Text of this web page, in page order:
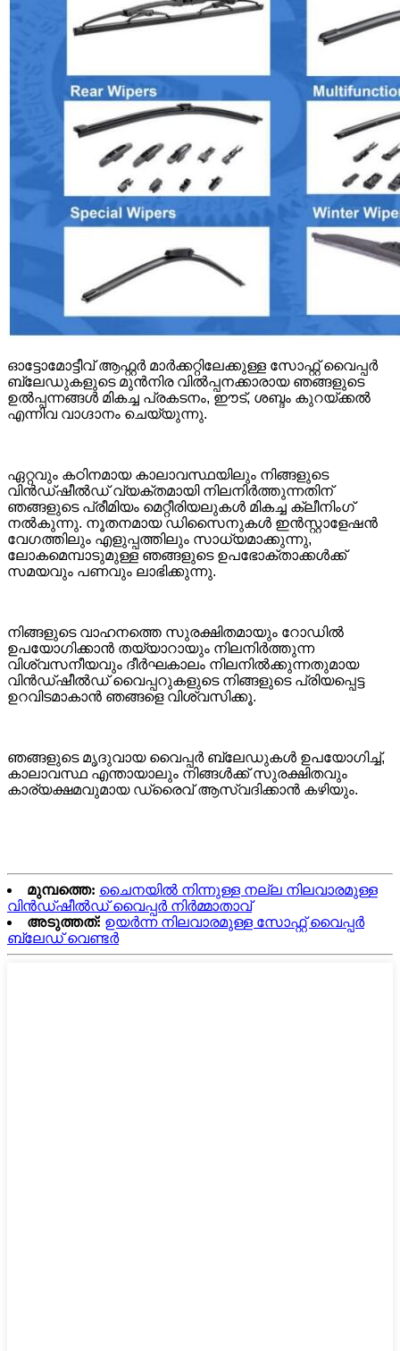
ഓട്ടോമോട്ടീവ് ആഫ്റ്റർ മാർക്കറ്റിലേക്കുള്ള സോഫ്റ്റ് വൈപ്പർ
ബ്ലേഡുകളുടെ മുൻനിര വിൽപ്പനക്കാരായ ഞങ്ങളുടെ
ഉൽപ്പന്നങ്ങൾ മികച്ച പ്രകടനം, ഈട്, ശബ്ദം കുറയ്ക്കൽ
എന്നിവ വാഗ്ദാനം ചെയ്യുന്നു.
ഏറ്റവും കഠിനമായ കാലാവസ്ഥയിലും നിങ്ങളുടെ
വിൻഡ്‌ഷീൽഡ് വ്യക്തമായി നിലനിർത്തുന്നതിന്
ഞങ്ങളുടെ പ്രീമിയം മെറ്റീരിയലുകൾ മികച്ച ക്ലീനിംഗ്
നൽകുന്നു. നൂതനമായ ഡിസൈനുകൾ ഇൻസ്റ്റാളേഷൻ
വേഗത്തിലും എളുപ്പത്തിലും സാധ്യമാക്കുന്നു,
ലോകമെമ്പാടുമുള്ള ഞങ്ങളുടെ ഉപഭോക്താക്കൾക്ക്
സമയവും പണവും ലാഭിക്കുന്നു.
നിങ്ങളുടെ വാഹനത്തെ സുരക്ഷിതമായും റോഡിൽ
ഉപയോഗിക്കാൻ തയ്യാറായും നിലനിർത്തുന്ന
വിശ്വസനീയവും ദീർഘകാലം നിലനിൽക്കുന്നതുമായ
വിൻഡ്‌ഷീൽഡ് വൈപ്പറുകളുടെ നിങ്ങളുടെ പ്രിയപ്പെട്ട
ഉറവിടമാകാൻ ഞങ്ങളെ വിശ്വസിക്കൂ.
ഞങ്ങളുടെ മൃദുവായ വൈപ്പർ ബ്ലേഡുകൾ ഉപയോഗിച്ച്,
കാലാവസ്ഥ എന്തായാലും നിങ്ങൾക്ക് സുരക്ഷിതവും
കാര്യക്ഷമവുമായ ഡ്രൈവ് ആസ്വദിക്കാൻ കഴിയും.
മുമ്പത്തെ: ചൈനയിൽ നിന്നുള്ള നല്ല നിലവാരമുള്ള
വിൻഡ്ഷീൽഡ് വൈപ്പർ നിർമ്മാതാവ്
അടുത്തത്: ഉയർന്ന നിലവാരമുള്ള സോഫ്റ്റ് വൈപ്പർ
ബ്ലേഡ് വെണ്ടർ